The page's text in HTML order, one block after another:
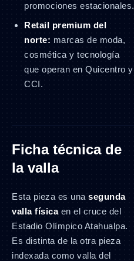
promociones estacionales.
Retail premium del
norte: marcas de moda,
cosmética y tecnología
que operan en Quicentro y
CCI.
Ficha técnica de
la valla
Esta pieza es una segunda
valla físicaen el cruce del
Estadio Olímpico Atahualpa.
Es distinta de la otra pieza
indexada como valla del